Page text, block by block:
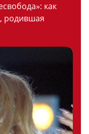
как
родившая